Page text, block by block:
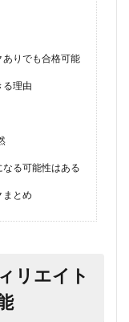
りでも合格可能
る理由
る可能性はある
まとめ
リエイト